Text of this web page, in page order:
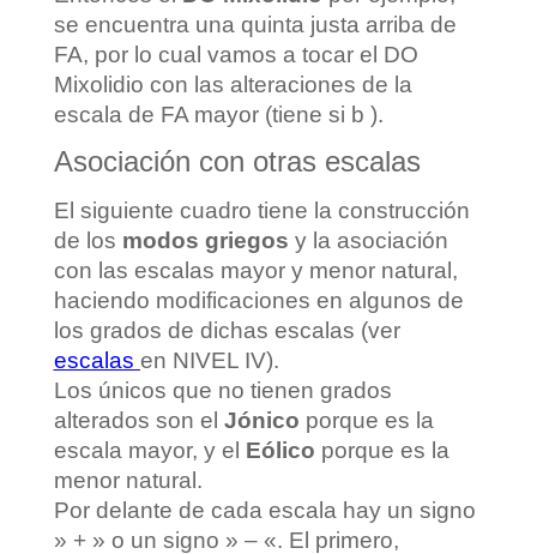
se encuentra una quinta justa arriba de
FA, por lo cual vamos a tocar el DO
Mixolidio con las alteraciones de la
escala de FA mayor (tiene si b ).
Asociación con otras escalas
El siguiente cuadro tiene la construcción
de los modos griegos y la asociación
con las escalas mayor y menor natural,
haciendo modificaciones en algunos de
los grados de dichas escalas (ver
escalas en NIVEL IV).
Los únicos que no tienen grados
alterados son el Jónico porque es la
escala mayor, y el Eólico porque es la
menor natural.
Por delante de cada escala hay un signo
» + » o un signo » – «. El primero,